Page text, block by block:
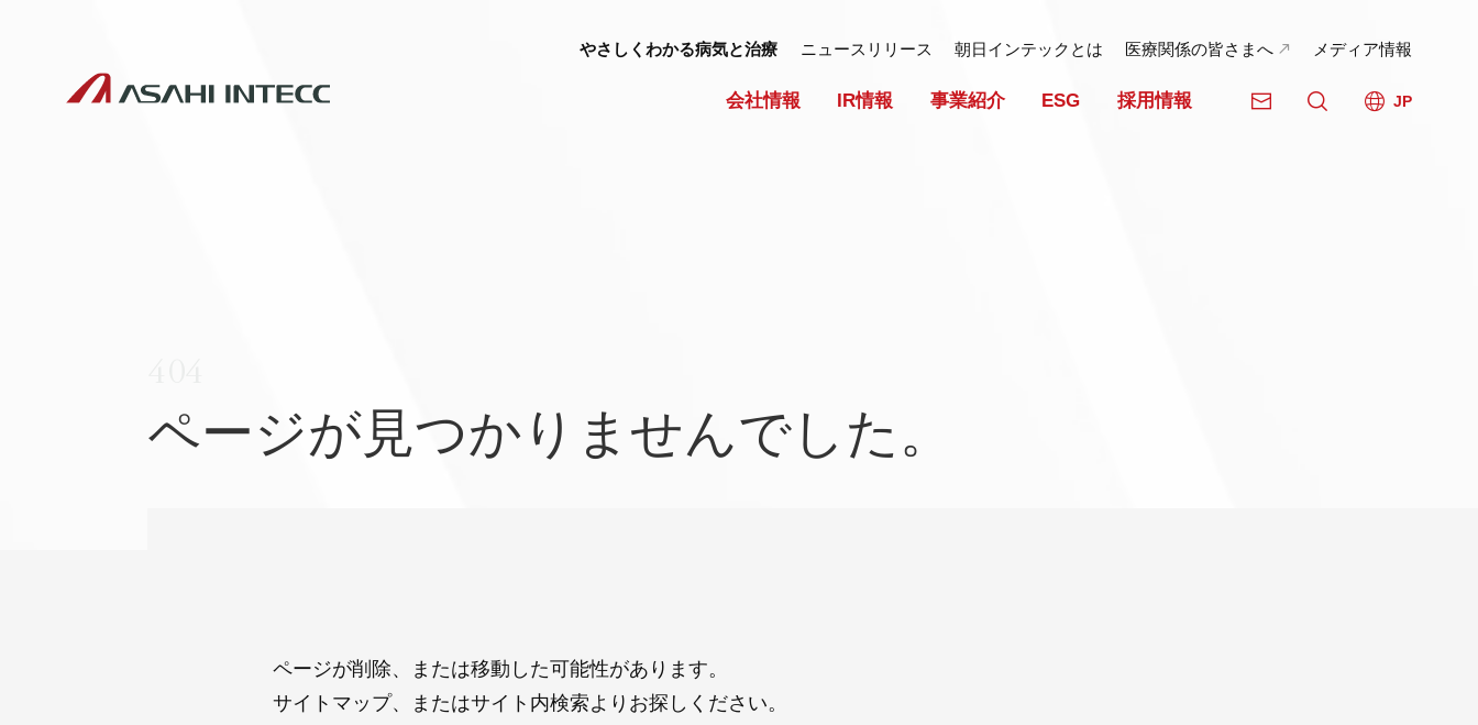
会社情報 IR情報 事業紹介 ESG 採用情報 JP
やさしくわかる病気と治療 ニュースリリース 朝日インテックとは 医療関係の皆さまへ メディア情報
ページが見つかりませんでした。
ページが削除、または移動した可能性があります。
サイトマップ、またはサイト内検索よりお探しください。